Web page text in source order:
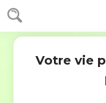
Romains 1
27 et de même les
naturelles avec la
homme avec homme,
que mérite leur
Votre vie